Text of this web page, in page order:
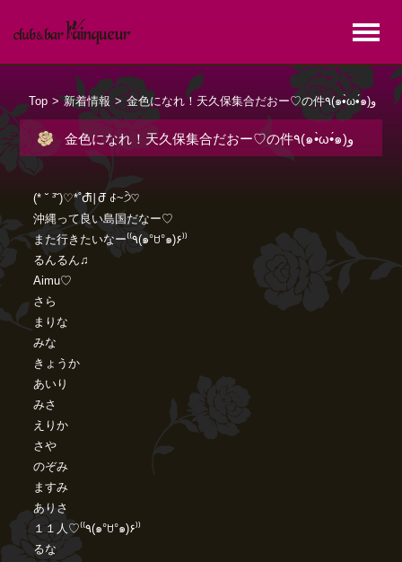
Top > 新着情報 > 金色になれ！天久保集合だおー♡の件٩(๑•̀ω•́๑)و
金色になれ！天久保集合だおー♡の件٩(๑•̀ω•́๑)و
(* ˘ ³˘)♡*˚Ⴛ̅̀∣ժ̅ ꒭~੭ੇ♡
沖縄って良い島国だなー♡
また行きたいなー⁽⁽٩(๑°ꇴ°๑)۶⁾⁾
るんるん♫
Aimu♡
さら
まりな
みな
きょうか
あいり
みさ
えりか
さや
のぞみ
ますみ
ありさ
１１人♡⁽⁽٩(๑°ꇴ°๑)۶⁾⁾
るな